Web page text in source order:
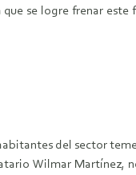
se logre frenar este
del sector
Wilmar Martínez,